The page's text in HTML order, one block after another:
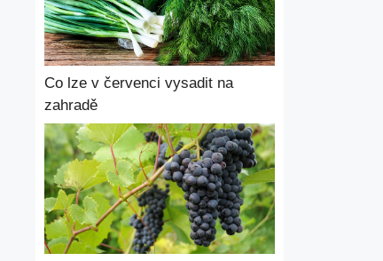
Co lze v červenci vysadit na
zahradě